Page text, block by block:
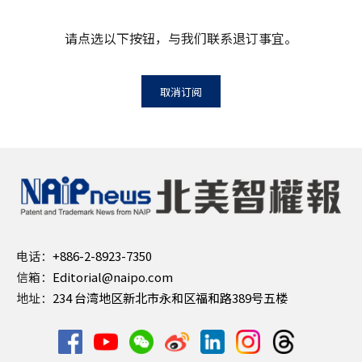
请点选以下按钮，与我们联系退订事宜。
取消订阅
电话： +886-2-8923-7350
信箱： Editorial@naipo.com
地址： 234 台湾地区新北市永和区福和路389号五楼